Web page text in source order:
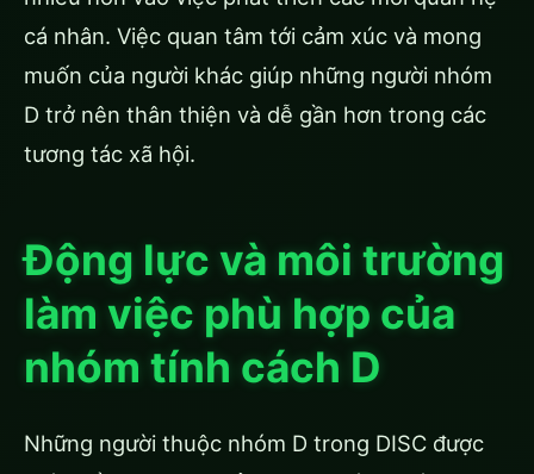
cá nhân. Việc quan tâm tới cảm xúc và mong
muốn của người khác giúp những người nhóm
D trở nên thân thiện và dễ gần hơn trong các
tương tác xã hội.
Động lực và môi trường
làm việc phù hợp của
nhóm tính cách D
Những người thuộc nhóm D trong DISC được